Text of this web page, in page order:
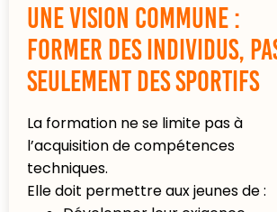
Une vision commune :
former des individus,
seulement des sportifs
La formation ne se limite pas à
l’acquisition de compétences
techniques.
Elle doit permettre aux jeunes de :